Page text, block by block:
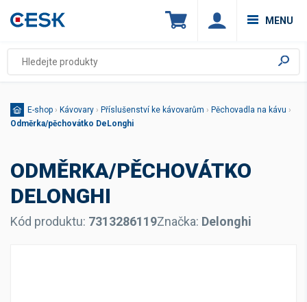
MENU
E-shop › Kávovary › Příslušenství ke kávovarům › Pěchovadla na kávu ›
Odměrka/pěchovátko DeLonghi
ODMĚRKA/PĚCHOVÁTKO
DELONGHI
Kód produktu: 7313286119Značka: Delonghi